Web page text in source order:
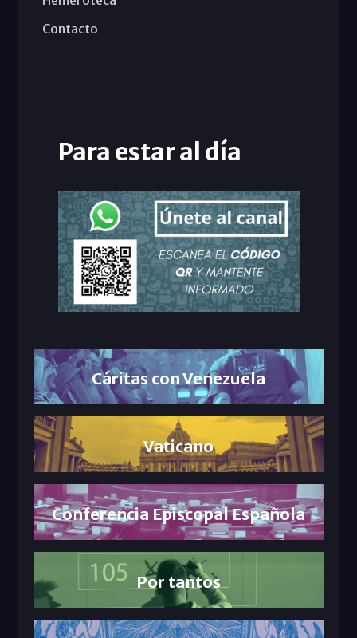
Contacto
Para estar al día
Cáritas con Venezuela
Vaticano
Conferencia Episcopal Española
Por tantos